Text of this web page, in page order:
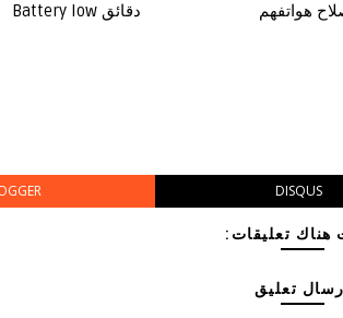
دقائق Battery low
هواتفهم
DISQUS
هناك تعليقات:
تعليق